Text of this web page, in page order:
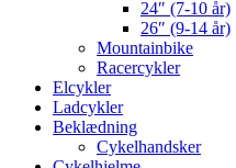
24″ (7-10 år)
26″ (9-14 år)
Mountainbike
Racercykler
Elcykler
Ladcykler
Beklædning
Cykelhandsker